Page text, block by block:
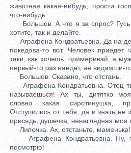
животная какая-нибудь, прости
что-нибудь.
Большов. А что я за спрос? Гусь
хотите, так и делайте.
Аграфена Кондратьевна. Да на
покедова-то вот. Человек приедет
таки, как хочешь, примеривай, а
первый-то раз наедет, не видамши-то
Большов. Сказано, что отстань.
Аграфена Кондратьевна. Отец
называешься! Ах ты, дитятко
словно какая сиротинушка,
Отступились от тебя, да и знать не
присядь, душечка, ненаглядная моя
Липочка. Ах, отстаньте,
Аграфена Кондратьевна. Ну,
посмотрю!